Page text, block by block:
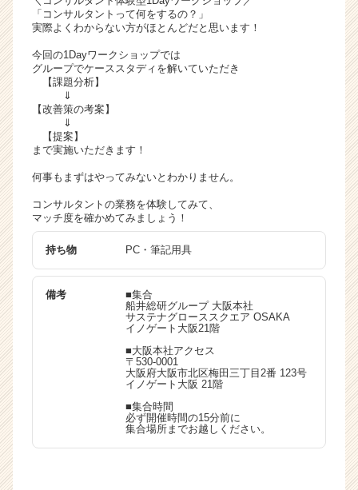
成
長
業
ウ
が
届
く
就
活
サ
ト
チ
ア
キ
ャ
リ
ア
（C
h
e
「コンサルタントって何をするの？」
実際よくわからない方がほとんどだと思います！
今回の1Dayワークショップでは
グループでケーススタディを解いていただき
【課題分析】
⇓
【改善策の考案】
⇓
【提案】
まで実施いただきます！
何事もまずはやってみないとわかりません。
コンサルタントの業務を体験してみて、
マッチ度を確かめてみましょう！
持ち物 PC・筆記用具
備考
■集合
船井総研グループ 大阪本社
サステナグローススクエア OSAKA
イノゲート大阪21階
■大阪本社アクセス
〒530-0001
大阪府大阪市北区梅田三丁目2番 123号
イノゲート大阪 21階
■集合時間
必ず開催時間の15分前に
集合場所までお越しください。